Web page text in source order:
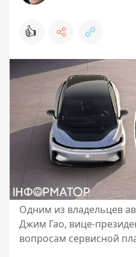
👍
Одним из владельцев
Джим Гао, вице-
вопросам сервисной